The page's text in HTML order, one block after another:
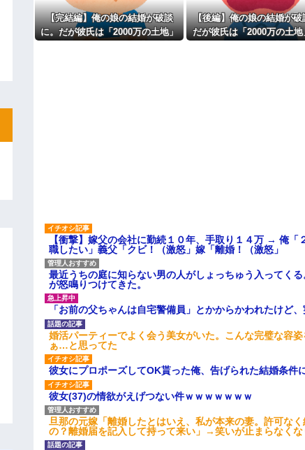
チママ『そこに金庫があっ
てけ！二度と来るな！」結
動画、すげえええええｗ
限速度で走った結果
←あまり悲しませないでく
見合い相手は、坊ちゃん大学医学
ば、次男。これはあかん！
主な税金の成り立ちを調べてみたよ
【完結編】俺の娘の結婚が破談
に。だが彼氏は「2000万の土地」
【後編】俺の娘の結婚が破
だが彼氏は「2000万の土地
【衝撃】嫁父の会社に勤続１０年、手取り１４万 → 俺「
職したい」義父「クビ！（激怒」嫁「離婚！（激怒」
最近うちの庭に知らない男の人がしょっちゅう入ってく
が怒鳴りつけてきた。
「お前の父ちゃんは自宅警備員」とかからかわれたけど
婚活パーティーでよく会う美女がいた。こんな完璧な容
ぁ…と思ってた
彼女にプロポーズしてOK貰った俺、告げられた結婚条件
彼女(37)の情欲がえげつない件ｗｗｗｗｗｗｗ
旦那の元嫁「離婚したとはいえ、私が本来の妻。許可な
の？離婚届を記入して持って来い」→笑いが止まらなくな